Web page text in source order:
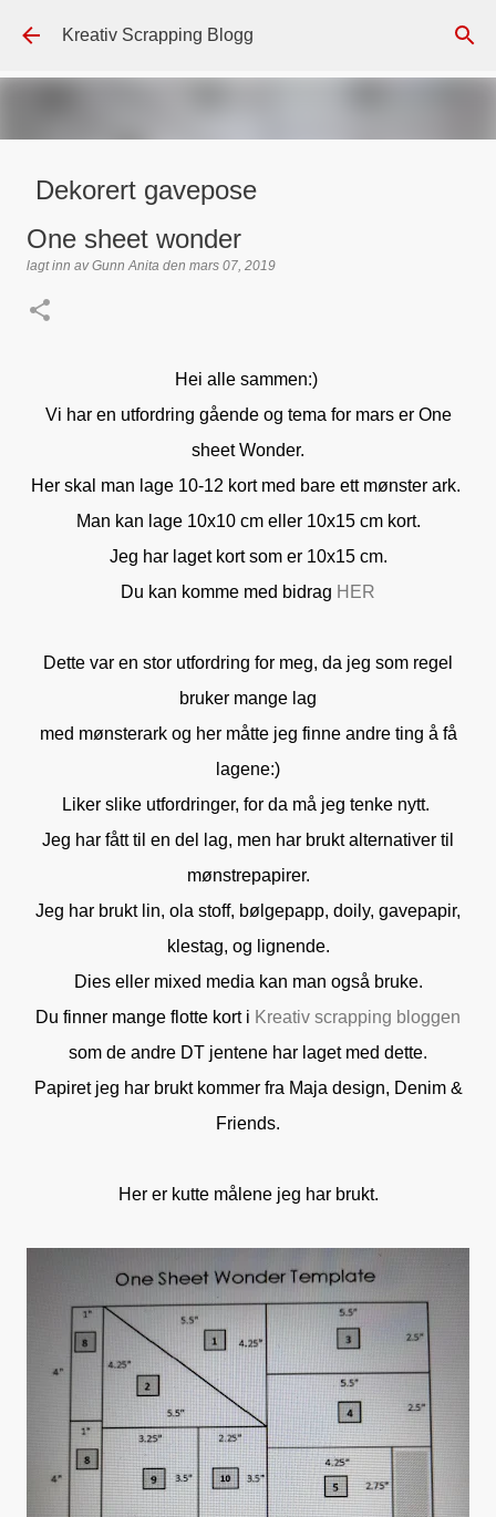
Gå til hovedinnhold
Kreativ Scrapping Blogg
Dekorert gavepose
One sheet wonder
lagt inn avGunn Anita den mars 07, 2019
Hei alle sammen:)
Vi har en utfordring gående og tema for mars er One
sheet Wonder.
Her skal man lage 10-12 kort med bare ett mønster ark.
Man kan lage 10x10 cm eller 10x15 cm kort.
Jeg har laget kort som er 10x15 cm.
Du kan komme med bidrag HER
Dette var en stor utfordring for meg, da jeg som regel
bruker mange lag
med mønsterark og her måtte jeg finne andre ting å få
lagene:)
Liker slike utfordringer, for da må jeg tenke nytt.
Jeg har fått til en del lag, men har brukt alternativer til
mønstrepapirer.
Jeg har brukt lin, ola stoff, bølgepapp, doily, gavepapir,
klestag, og lignende.
Dies eller mixed media kan man også bruke.
Du finner mange flotte kort i Kreativ scrapping bloggen
som de andre DT jentene har laget med dette.
Papiret jeg har brukt kommer fra Maja design, Denim &
Friends.
Her er kutte målene jeg har brukt.